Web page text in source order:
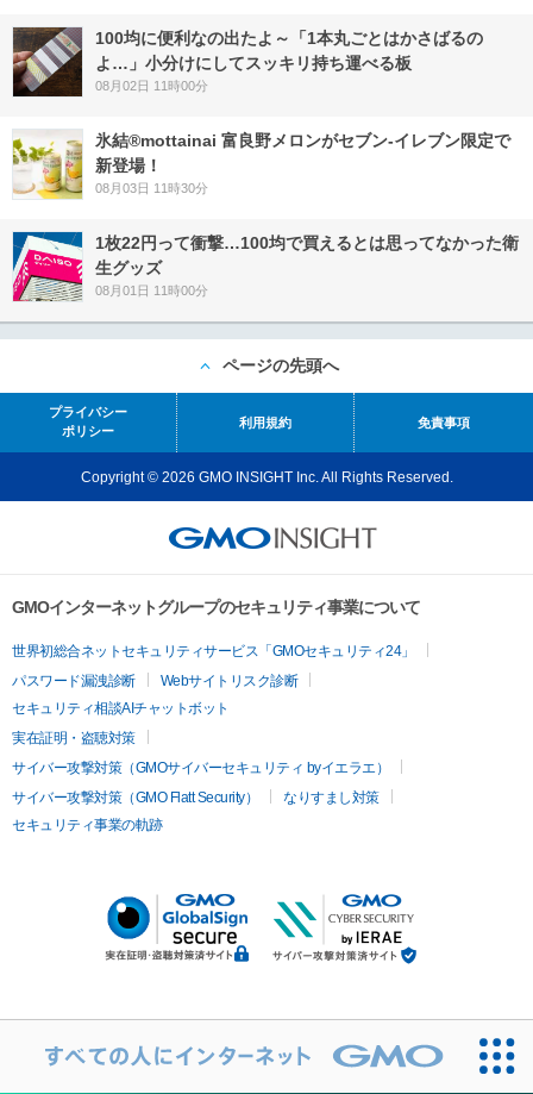
100均に便利なの出たよ～「1本丸ごとはかさばるの
よ…」小分けにしてスッキリ持ち運べる板
08月02日 11時00分
氷結®mottainai 富良野メロンがセブン‐イレブン限定で
新登場！
08月03日 11時30分
1枚22円って衝撃…100均で買えるとは思ってなかった衛
生グッズ
08月01日 11時00分
ページの先頭へ
プライバシー
ポリシー
利用規約 免責事項
Copyright © 2026 GMO INSIGHT Inc. All Rights Reserved.
GMOインターネットグループのセキュリティ事業について
世界初総合ネットセキュリティサービス「GMOセキュリティ24」
パスワード漏洩診断
Webサイトリスク診断
セキュリティ相談AIチャットボット
実在証明・盗聴対策
サイバー攻撃対策（GMOサイバーセキュリティ byイエラエ）
サイバー攻撃対策（GMO Flatt Security）
なりすまし対策
セキュリティ事業の軌跡